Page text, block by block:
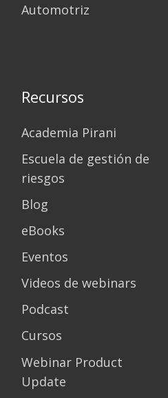
Automotriz
Recursos
Academia Pirani
Escuela de gestión de
riesgos
Blog
eBooks
Eventos
Videos de webinars
Podcast
Cursos
Webinar Product
Update